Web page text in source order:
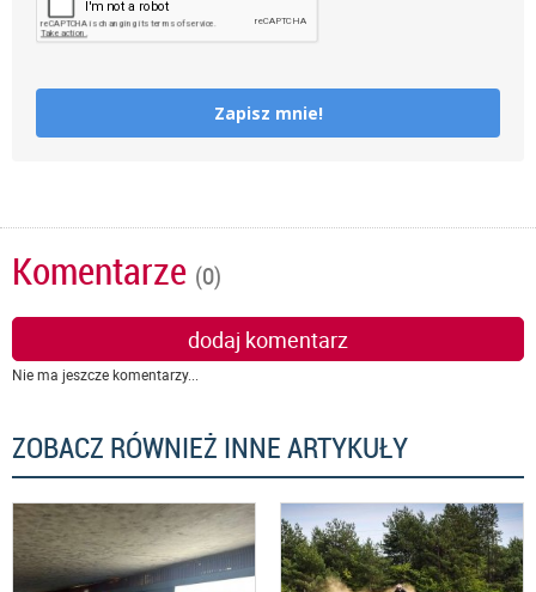
Zapisz mnie!
Komentarze (0)
dodaj komentarz
Nie ma jeszcze komentarzy...
ZOBACZ RÓWNIEŻ INNE ARTYKUŁY